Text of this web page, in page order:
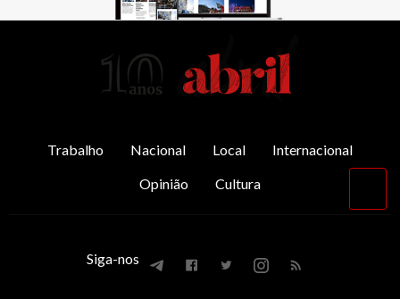
Trabalho Nacional Local
Internacional
Opinião
Cultura
Siga-nos